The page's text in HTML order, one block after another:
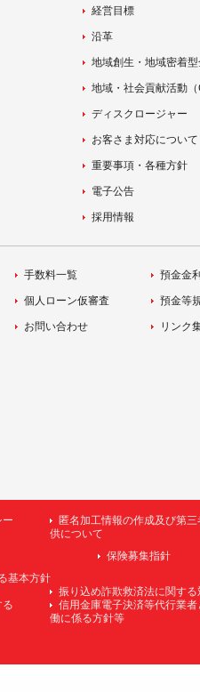
経営目標
沿革
地域創生・地域密着
地域・社会貢献活動
ディスクロージャー
お客さま対応について
重要事項・各種方針
電子公告
採用情報
手数料一覧 預金金利
個人ローン仮審査 預金等
お問い合わせ リンク
匿名加工情報の作成及び第三
供について
保険募集指針
基本方針
振り込め詐欺救済法に関する
る
信用金庫電子決済等代行業
働に係る方針等